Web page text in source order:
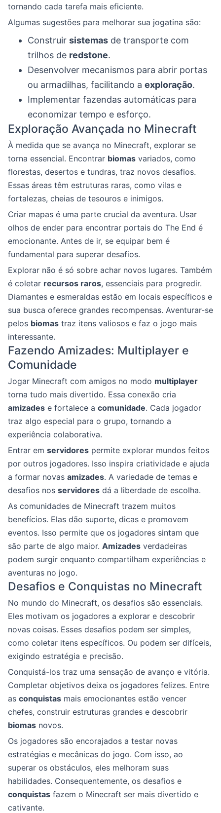
tornando cada tarefa mais eficiente.
Algumas sugestões para melhorar sua jogatina são:
Construir sistemas de transporte com
trilhos de redstone.
Desenvolver mecanismos para abrir portas
ou armadilhas, facilitando a exploração.
Implementar fazendas automáticas para
economizar tempo e esforço.
Exploração Avançada no Minecraft
À medida que se avança no Minecraft, explorar se
torna essencial. Encontrar biomas variados, como
florestas, desertos e tundras, traz novos desafios.
Essas áreas têm estruturas raras, como vilas e
fortalezas, cheias de tesouros e inimigos.
Criar mapas é uma parte crucial da aventura. Usar
olhos de ender para encontrar portais do The End é
emocionante. Antes de ir, se equipar bem é
fundamental para superar desafios.
Explorar não é só sobre achar novos lugares. Também
é coletar recursos raros, essenciais para progredir.
Diamantes e esmeraldas estão em locais específicos e
sua busca oferece grandes recompensas. Aventurar-se
pelos biomas traz itens valiosos e faz o jogo mais
interessante.
Fazendo Amizades: Multiplayer e
Comunidade
Jogar Minecraft com amigos no modo multiplayer
torna tudo mais divertido. Essa conexão cria
amizades e fortalece a comunidade. Cada jogador
traz algo especial para o grupo, tornando a
experiência colaborativa.
Entrar em servidores permite explorar mundos feitos
por outros jogadores. Isso inspira criatividade e ajuda
a formar novas amizades. A variedade de temas e
desafios nos servidores dá a liberdade de escolha.
As comunidades de Minecraft trazem muitos
benefícios. Elas dão suporte, dicas e promovem
eventos. Isso permite que os jogadores sintam que
são parte de algo maior. Amizades verdadeiras
podem surgir enquanto compartilham experiências e
aventuras no jogo.
Desafios e Conquistas no Minecraft
No mundo do Minecraft, os desafios são essenciais.
Eles motivam os jogadores a explorar e descobrir
novas coisas. Esses desafios podem ser simples,
como coletar itens específicos. Ou podem ser difíceis,
exigindo estratégia e precisão.
Conquistá-los traz uma sensação de avanço e vitória.
Completar objetivos deixa os jogadores felizes. Entre
as conquistas mais emocionantes estão vencer
chefes, construir estruturas grandes e descobrir
biomas novos.
Os jogadores são encorajados a testar novas
estratégias e mecânicas do jogo. Com isso, ao
superar os obstáculos, eles melhoram suas
habilidades. Consequentemente, os desafios e
conquistas fazem o Minecraft ser mais divertido e
cativante.